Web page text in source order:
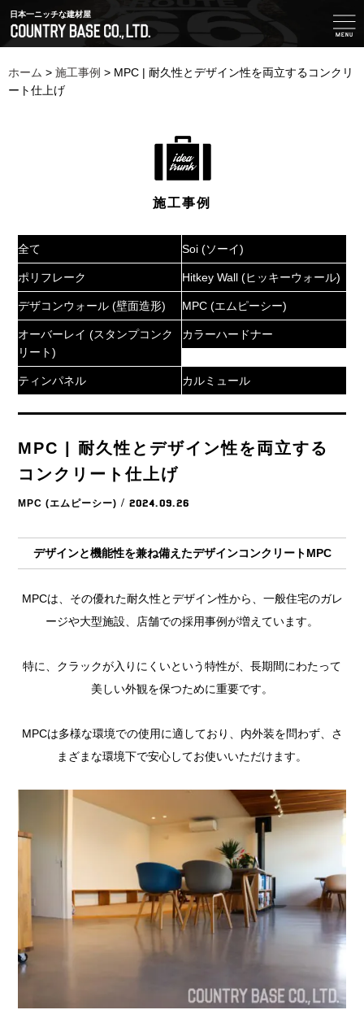
日本一ニッチな建材屋
ホーム > 施工事例 > MPC | 耐久性とデザイン性を両立するコンクリ
ート仕上げ
施工事例
全て Soi (ソーイ)
ポリフレーク Hitkey Wall (ヒッキーウォール)
デザコンウォール (壁面造形) MPC (エムピーシー)
オーバーレイ (スタンプコンク
リート)
カラーハードナー
ティンパネル カルミュール
MPC | 耐久性とデザイン性を両立する
コンクリート仕上げ
MPC (エムピーシー) / 2024.09.26
デザインと機能性を兼ね備えたデザインコンクリートMPC
MPCは、その優れた耐久性とデザイン性から、一般住宅のガレ
ージや大型施設、店舗での採用事例が増えています。
特に、クラックが入りにくいという特性が、長期間にわたって
美しい外観を保つために重要です。
MPCは多様な環境での使用に適しており、内外装を問わず、さ
まざまな環境下で安心してお使いいただけます。